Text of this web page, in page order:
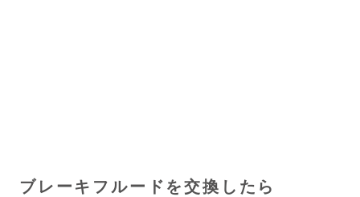
ブレーキフルードを交換したら